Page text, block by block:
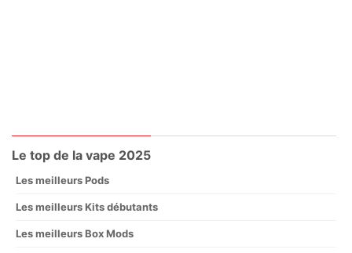
Le top de la vape 2025
Les meilleurs Pods
Les meilleurs Kits débutants
Les meilleurs Box Mods